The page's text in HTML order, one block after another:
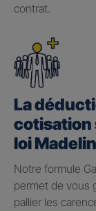
contrat.
La
cotisation
loi
Notre formule
permet de vous
pallier les